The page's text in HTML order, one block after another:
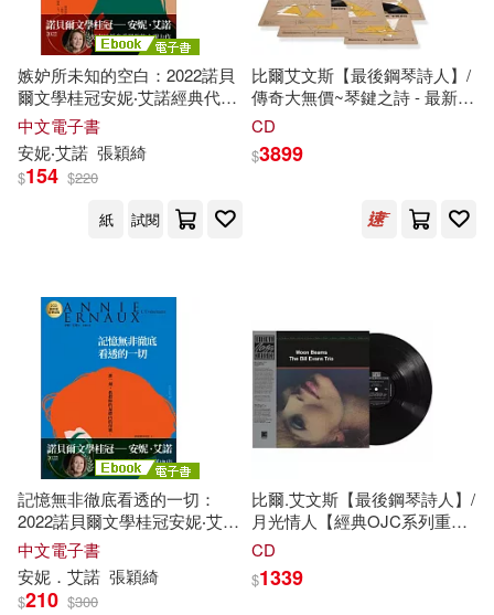
嫉妒所未知的空白：2022諾貝
爾文學桂冠安妮‧艾諾經典代表
作 (電子書)
中文電子書
安妮‧艾諾 張穎綺
$154 $220
紙
試閱
比爾艾文斯【最後鋼琴詩人】/
傳奇大無價~琴鍵之詩 - 最新傳
世典藏5LP套裝(Bill Evans Trio
Legendary Riverside Studio
CD
$3899
記憶無非徹底看透的一切：
2022諾貝爾文學桂冠安妮‧艾諾
經典小說(電影《正發生》原著
(電子書)
中文電子書
安妮．艾諾 張穎綺
$210 $300
比爾.艾文斯【最後鋼琴詩人】/
月光情人【經典OJC系列重刻
再生】Concord經典重刻-2025
(Bill Evans Trio/Moon
CD
$1339